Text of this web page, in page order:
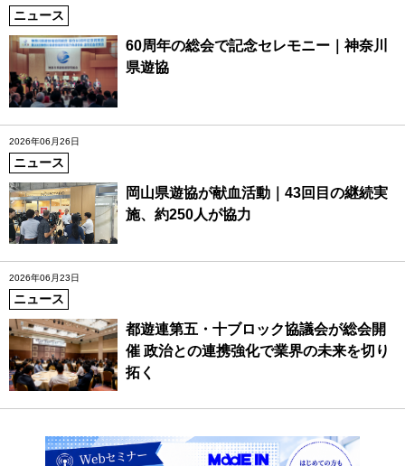
ニュース
60周年の総会で記念セレモニー｜神奈川
県遊協
2026年06月26日
ニュース
岡山県遊協が献血活動｜43回目の継続実
施、約250人が協力
2026年06月23日
ニュース
都遊連第五・十ブロック協議会が総会開
催 政治との連携強化で業界の未来を切り
拓く